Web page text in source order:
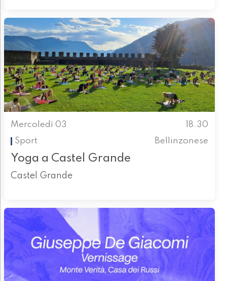
Mercoledì 03
18.30
Sport
Bellinzonese
Yoga a Castel Grande
Castel Grande